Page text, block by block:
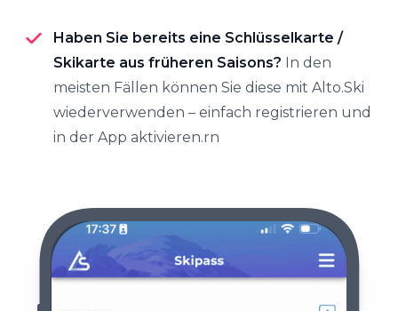
Haben Sie bereits eine Schlüsselkarte /
Skikarte aus früheren Saisons? In den
meisten Fällen können Sie diese mit Alto.Ski
wiederverwenden – einfach registrieren und
in der App aktivieren.rn